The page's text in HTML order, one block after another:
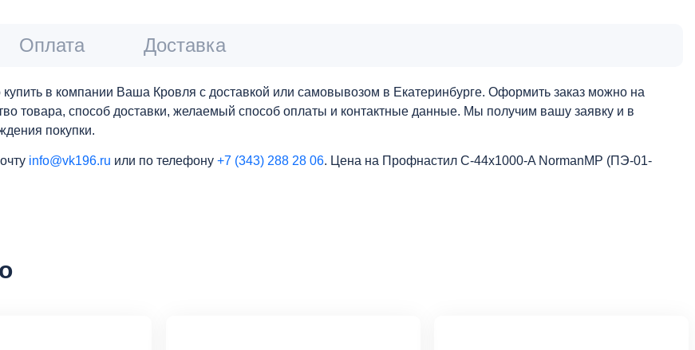
Оплата Доставка
в компании Ваша Кровля с доставкой или самовывозом в Екатеринбурге. Оформить заказ можно на
товара, способ доставки, желаемый способ оплаты и контактные данные. Мы получим вашу заявку и в
покупки.
info@vk196.ru или по телефону +7 (343) 288 28 06. Цена на Профнастил С-44x1000-A NormanMP (ПЭ-01-